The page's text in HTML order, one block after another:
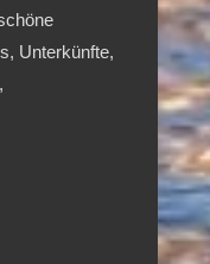
Unterkünfte,